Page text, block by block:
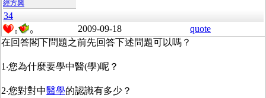
經方興
34
0 0 2009-09-18
quote
在回答閣下問題之前先回答下述問題可以嗎？
1‧您為什麼要學中醫(學)呢？
2‧您對對中醫學的認識有多少？